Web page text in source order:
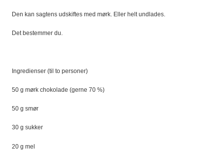
Den kan sagtens udskiftes med mørk. Eller helt undlades.
Det bestemmer du.
Ingredienser (til to personer)
50 g mørk chokolade (gerne 70 %)
50 g smør
30 g sukker
20 g mel